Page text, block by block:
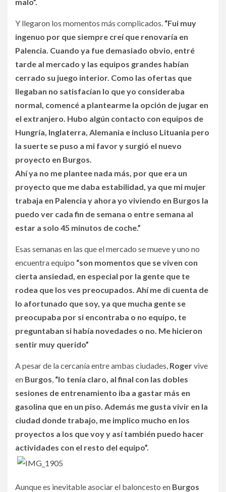
Y llegaron los momentos más complicados. “Fui muy
ingenuo por que siempre creí que renovaría en
Palencia. Cuando ya fue demasiado obvio, entré
tarde al mercado y las equipos grandes habían
cerrado su juego interior. Como las ofertas que
llegaban no satisfacían lo que yo consideraba
normal, comencé a plantearme la opción de jugar en
el extranjero. Hubo algún contacto con equipos de
Hungría, Inglaterra, Alemania e incluso Lituania pero
la suerte se puso a mi favor y surgió el nuevo
proyecto en Burgos.
Ahí ya no me plantee nada más, por que era un
proyecto que me daba estabilidad, ya que mi mujer
trabaja en Palencia y ahora yo viviendo en Burgos la
puedo ver cada fin de semana o entre semana al
estar a solo 45 minutos de coche.”
Esas semanas en las que el mercado se mueve y uno no
encuentra equipo “son momentos que se viven con
cierta ansiedad, en especial por la gente que te
rodea que los ves preocupados. Ahí me di cuenta de
lo afortunado que soy, ya que mucha gente se
preocupaba por si encontraba o no equipo, te
preguntaban si había novedades o no. Me hicieron
sentir muy querido”
A pesar de la cercanía entre ambas ciudades, Rogervive
en Burgos, “lo tenía claro, al final con las dobles
sesiones de entrenamiento iba a gastar más en
gasolina que en un piso. Además me gusta vivir en la
ciudad donde trabajo, me implico mucho en los
proyectos a los que voy y así también puedo hacer
actividades con el resto del equipo”.
Aunque es inevitable asociar el baloncesto en Burgos